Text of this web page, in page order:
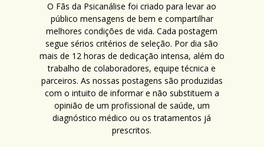
O Fãs da Psicanálise foi criado para levar ao
público mensagens de bem e compartilhar
melhores condições de vida. Cada postagem
segue sérios critérios de seleção. Por dia são
mais de 12 horas de dedicação intensa, além do
trabalho de colaboradores, equipe técnica e
parceiros. As nossas postagens são produzidas
com o intuito de informar e não substituem a
opinião de um profissional de saúde, um
diagnóstico médico ou os tratamentos já
prescritos.